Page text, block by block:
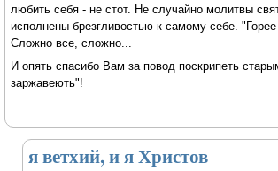
любить себя - не стот. Не случайно молитвы
исполнены брезгливостью к самому себе. "Горее
Сложно все, сложно...
И опять спасибо Вам за повод поскрипеть
заржавеють"!
я ветхий, и я Христов